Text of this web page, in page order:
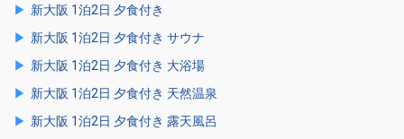
新大阪 1泊2日 夕食付き
新大阪 1泊2日 夕食付き サウナ
新大阪 1泊2日 夕食付き 大浴場
新大阪 1泊2日 夕食付き 天然温泉
新大阪 1泊2日 夕食付き 露天風呂